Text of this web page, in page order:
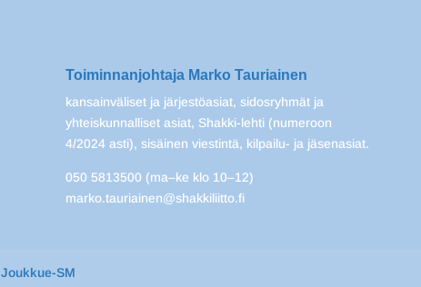
Toiminnanjohtaja Marko Tauriainen
kansainväliset ja järjestöasiat, sidosryhmät ja
yhteiskunnalliset asiat, Shakki-lehti (numeroon
4/2024 asti), sisäinen viestintä, kilpailu- ja jäsenasiat.
050 5813500 (ma–ke klo 10–12)
marko.tauriainen@shakkiliitto.fi
Joukkue-SM